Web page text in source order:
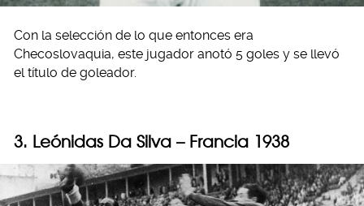
Con la selección de lo que entonces era
Checoslovaquia, este jugador anotó 5 goles y se llevó
el título de goleador.
3. Leónidas Da Silva – Francia 1938